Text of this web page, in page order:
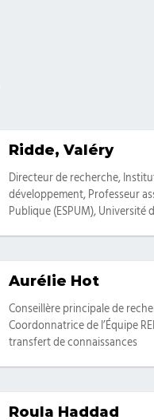
Ridde, Valéry
Catégories
Directeur de recherche,
développement, Professeur
Publique (ESPUM), Université
Aurélie Hot
Catégories
Conseillère principale de
Coordonnatrice de l’Équipe
transfert de connaissances
Roula Haddad